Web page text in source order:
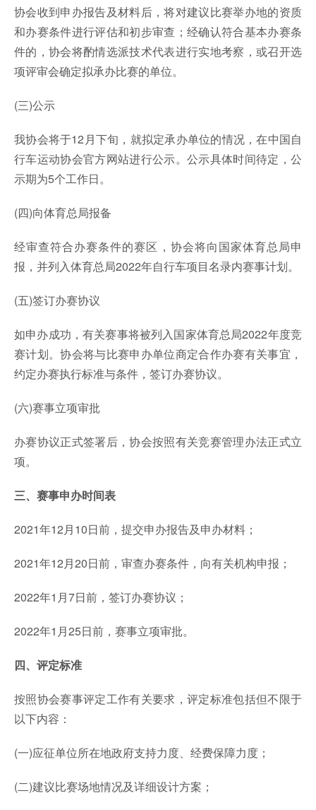
协会收到申办报告及材料后，将对建议比赛举办地的资质
和办赛条件进行评估和初步审查；经确认符合基本办赛条
件的，协会将酌情选派技术代表进行实地考察，或召开选
项评审会确定拟承办比赛的单位。
(三)公示
我协会将于12月下旬，就拟定承办单位的情况，在中国自
行车运动协会官方网站进行公示。公示具体时间待定，公
示期为5个工作日。
(四)向体育总局报备
经审查符合办赛条件的赛区，协会将向国家体育总局申
报，并列入体育总局2022年自行车项目名录内赛事计划。
(五)签订办赛协议
如申办成功，有关赛事将被列入国家体育总局2022年度竞
赛计划。协会将与比赛申办单位商定合作办赛有关事宜，
约定办赛执行标准与条件，签订办赛协议。
(六)赛事立项审批
办赛协议正式签署后，协会按照有关竞赛管理办法正式立
项。
三、赛事申办时间表
2021年12月10日前，提交申办报告及申办材料；
2021年12月20日前，审查办赛条件，向有关机构申报；
2022年1月7日前，签订办赛协议；
2022年1月25日前，赛事立项审批。
四、评定标准
按照协会赛事评定工作有关要求，评定标准包括但不限于
以下内容：
(一)应征单位所在地政府支持力度、经费保障力度；
(二)建议比赛场地情况及详细设计方案；